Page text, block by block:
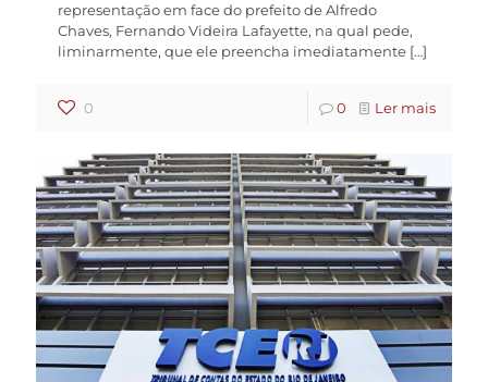
representação em face do prefeito de Alfredo
Chaves, Fernando Videira Lafayette, na qual pede,
liminarmente, que ele preencha imediatamente […]
0 0 Ler mais